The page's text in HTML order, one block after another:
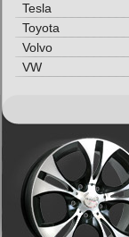
Tesla
Toyota
Volvo
VW